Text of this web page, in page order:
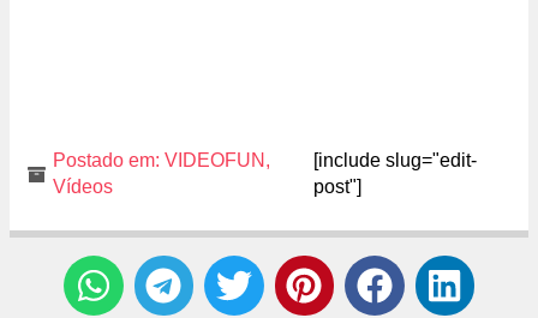
Postado em: VIDEOFUN ,
Vídeos
[include slug="edit-
post"]